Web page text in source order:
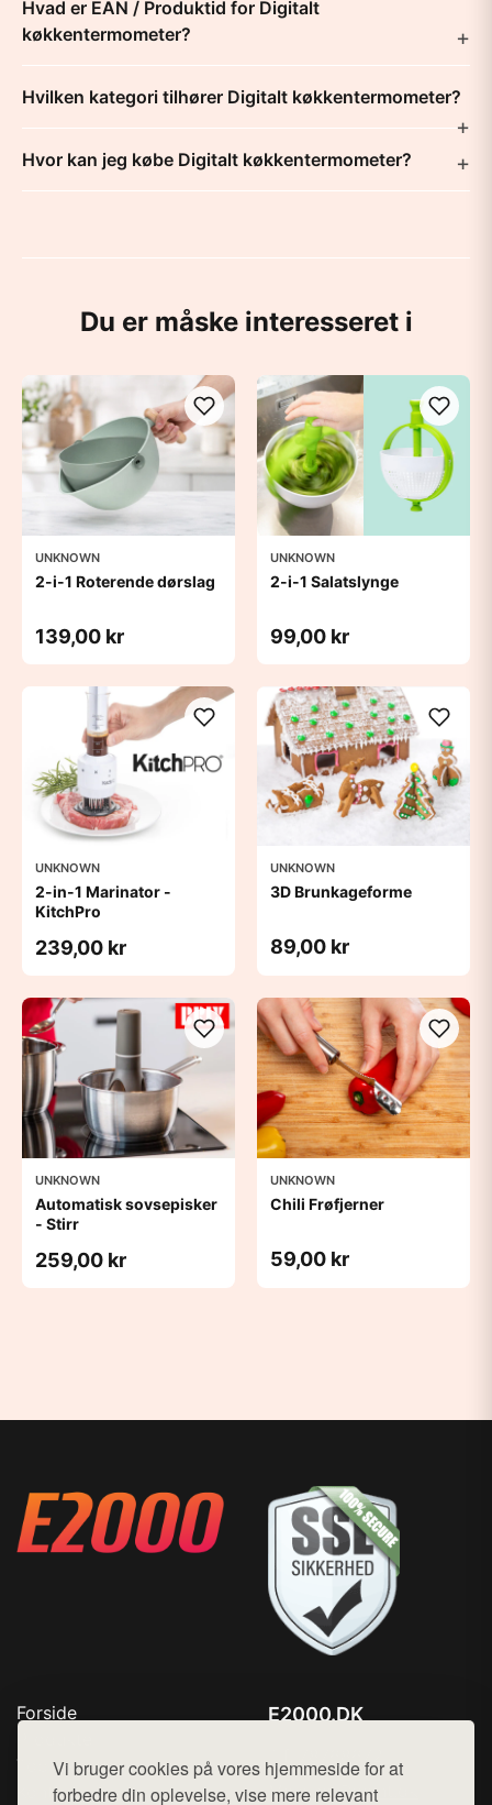
Vi bruger cookies på vores hjemmeside for at
forbedre din oplevelse, vise mere relevant
Hvad er EAN / Produktid for Digitalt
køkkentermometer?
Hvilken kategori tilhører Digitalt køkkentermometer?
Hvor kan jeg købe Digitalt køkkentermometer?
Du er måske interesseret i
UNKNOWN
2-i-1 Roterende dørslag
139,00 kr
UNKNOWN
2-i-1 Salatslynge
99,00 kr
UNKNOWN
2-in-1 Marinator -
KitchPro
239,00 kr
UNKNOWN
3D Brunkageforme
89,00 kr
UNKNOWN
Automatisk sovsepisker
- Stirr
259,00 kr
UNKNOWN
Chili Frøfjerner
59,00 kr
Forside
Top Rabatter
Kontakt
E2000.DK
Mail: hej@want.dk